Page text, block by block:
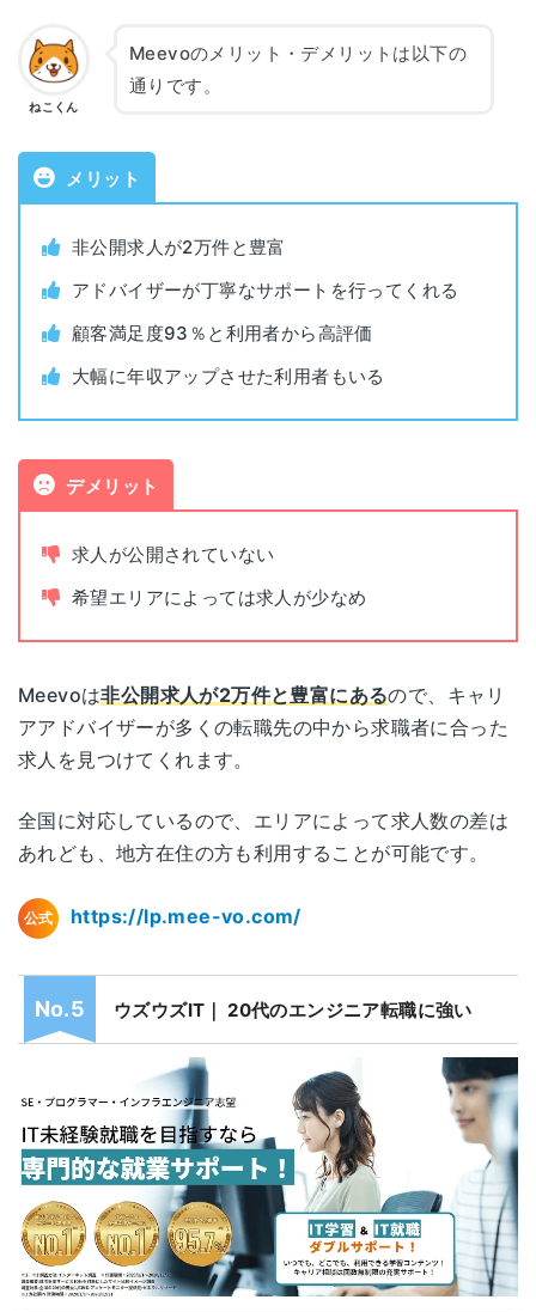
長崎
長崎県長崎市興善町6-5
熊本
アクア熊本水道町 6F
大分
ニッセイ大分駅前ビル13F
宮崎
宮崎県宮崎市錦町1-10
鹿児島
鹿児島県鹿児島市西千石町1-1
沖縄
沖縄県那覇市旭町116-37
カフーナ旭橋C街区第一交通産業オフィスコ
国）
서울 영등포구 경인로 775(문래동3가)
에이스하이테크시티 2동 1805호
ワークポート各拠点の詳細なアクセスはこちら
職業紹介事業許可
11-ユ-301067
第二新卒・既卒・ニート・フリータ
ーの方
利用料金 無料
公開求人数 非公開
非公開求人数 非公開
ねこくん
Meevoのメリット・デメリットは以下の
通りです。
メリット
非公開求人が2万件と豊富
アドバイザーが丁寧なサポートを行ってくれる
顧客満足度93％と利用者から高評価
大幅に年収アップさせた利用者もいる
デメリット
求人が公開されていない
希望エリアによっては求人が少なめ
Meevoは非公開求人が2万件と豊富にあるので、キャリ
アアドバイザーが多くの転職先の中から求職者に合った
求人を見つけてくれます。
全国に対応しているので、エリアによって求人数の差は
あれども、地方在住の方も利用することが可能です。
公式 https://lp.mee-vo.com/
ウズウズIT｜ 20代のエンジニア転職に強い